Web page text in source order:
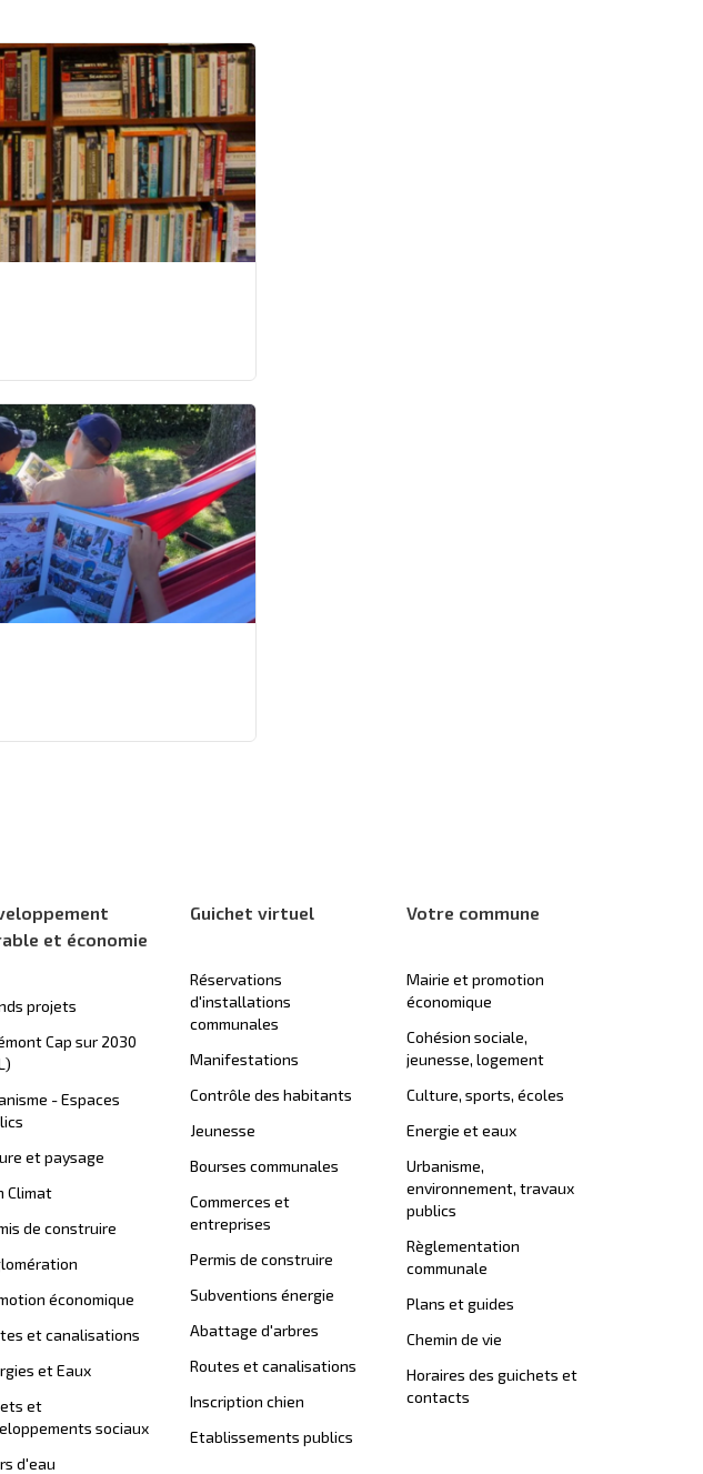
et économie
projets
Cap sur 2030
- Espaces
et paysage
Climat
de construire
économique
et canalisations
et Eaux
et
sociaux
d'eau
Guichet virtuel
Réservations
d'installations
communales
Manifestations
Contrôle des habitants
Jeunesse
Bourses communales
Commerces et
entreprises
Permis de construire
Subventions énergie
Abattage d'arbres
Routes et canalisations
Inscription chien
Etablissements publics
Votre commune
Mairie et promotion
économique
Cohésion sociale,
jeunesse, logement
Culture, sports, écoles
Energie et eaux
Urbanisme,
environnement, travaux
publics
Règlementation
communale
Plans et guides
Chemin de vie
Horaires des guichets et
contacts